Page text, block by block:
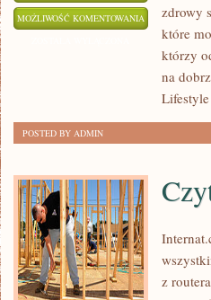
MOŻLIWOŚĆ KOMENTOWANIA ZDROWE
PRZEPISY
zdrowy
które
którzy
na
POSTED BY ADMIN
z